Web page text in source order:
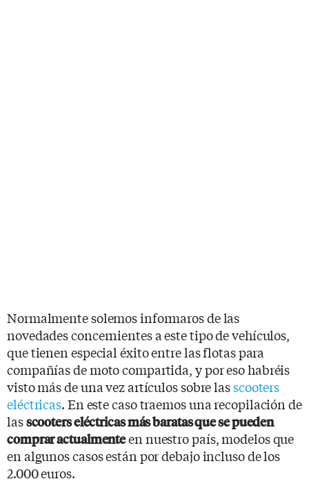
Normalmente solemos informaros de las
novedades concernientes a este tipo de vehículos,
que tienen especial éxito entre las flotas para
compañías de moto compartida, y por eso habréis
visto más de una vez artículos sobre lasscooters
eléctricas. En este caso traemos una recopilación de
lasscooters eléctricas más baratas que se pueden
comprar actualmenteen nuestro país, modelos que
en algunos casos están por debajo incluso de los
2.000 euros.